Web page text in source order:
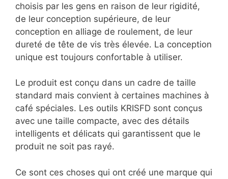
choisis par les gens en raison de leur rigidité,
de leur conception supérieure, de leur
conception en alliage de roulement, de leur
dureté de tête de vis très élevée. La conception
unique est toujours confortable à utiliser.
Le produit est conçu dans un cadre de taille
standard mais convient à certaines machines à
café spéciales. Les outils KRISFD sont conçus
avec une taille compacte, avec des détails
intelligents et délicats qui garantissent que le
produit ne soit pas rayé.
Ce sont ces choses qui ont créé une marque qui